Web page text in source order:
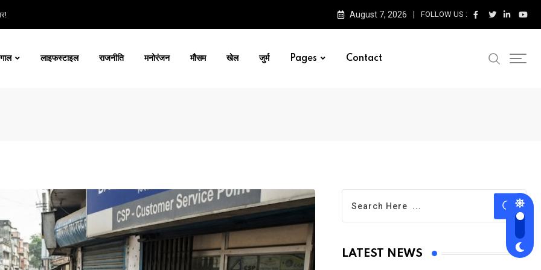
August 7, 2026 FOLLOW US :
लाइफस्टाइल राजनीति मनोरंजन मौसम खेल जुर्म Pages Contact
LATEST NEWS